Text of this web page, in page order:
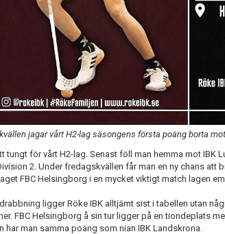
jagar vårt H2-lag säsongens första poäng borta
tungt för vårt H2-lag. Senast föll man hemma mot IBK
2. Under fredagskvällen får man en ny chans att
FBC Helsingborg i en mycket viktigt match lagen
ligger Röke IBK alltjämt sist i tabellen utan
FBC Helsingborg å sin tur ligger på en tiondeplats
har man samma poäng som nian IBK Landskrona.